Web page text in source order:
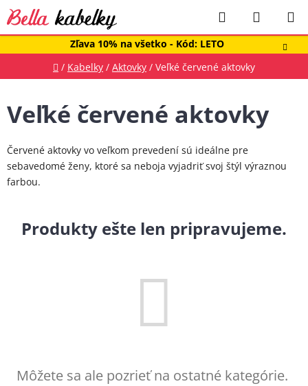
Prejsť
na
obsah
Zľava 10% na všetko - Kód: LETO
Hľadať
KOŠÍK
Domov
/ Kabelky / Aktovky / Veľké červené aktovky
Veľké červené aktovky
Červené aktovky vo veľkom prevedení sú ideálne pre
sebavedomé ženy, ktoré sa neboja vyjadriť svoj štýl výraznou
farbou.
Produkty ešte len pripravujeme.
Môžete sa ale pozrieť na ostatné kategórie.